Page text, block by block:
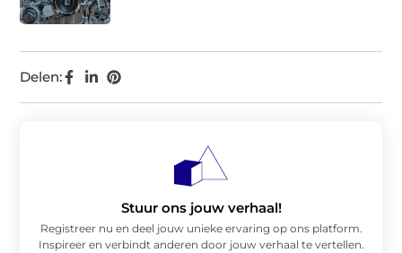
Delen:
Stuur ons jouw verhaal!
Registreer nu en deel jouw unieke ervaring op ons platform.
Inspireer en verbindt anderen door jouw verhaal te vertellen.